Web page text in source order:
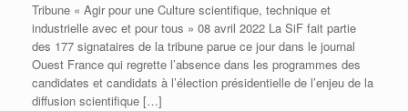
Tribune « Agir pour une Culture scientifique, technique et
industrielle avec et pour tous » 08 avril 2022 La SiF fait partie
des 177 signataires de la tribune parue ce jour dans le journal
Ouest France qui regrette l’absence dans les programmes des
candidates et candidats à l’élection présidentielle de l’enjeu de la
diffusion scientifique […]